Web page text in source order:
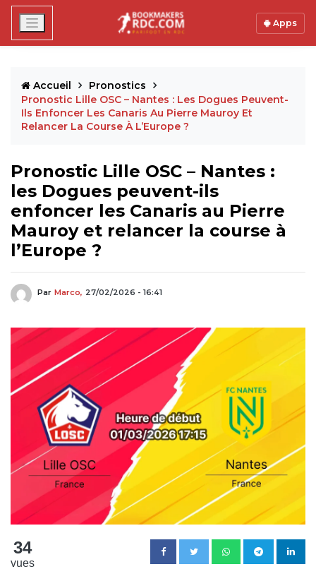
Apps
Accueil
Pronostics
Pronostic Lille OSC – Nantes : Les Dogues Peuvent-
Ils Enfoncer Les Canaris Au Pierre Mauroy Et
Relancer La Course À L’Europe ?
Pronostic Lille OSC – Nantes :
les Dogues peuvent-ils
enfoncer les Canaris au Pierre
Mauroy et relancer la course à
l’Europe ?
Par Marco, 27/02/2026 - 16:41
34
vues